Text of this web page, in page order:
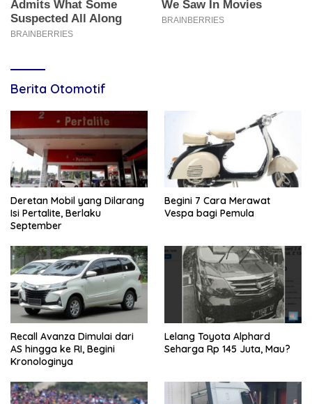
Berita Otomotif
Deretan Mobil yang Dilarang
Isi Pertalite, Berlaku
September
Begini 7 Cara Merawat
Vespa bagi Pemula
Recall Avanza Dimulai dari
AS hingga ke RI, Begini
Kronologinya
Lelang Toyota Alphard
Seharga Rp 145 Juta, Mau?